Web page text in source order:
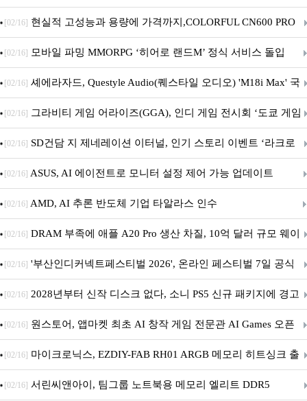
브랜드데이 기획전 진행
[02/16] 현실적 고성능과 용량에 가격까지,COLORFUL CN600 PRO
M.2 NVMe 디앤디컴 1TB
[02/16] 모바일 파밍 MMORPG ‘히어로 랜드M’ 정식 서비스 돌입
[02/16] 셰에라자드, Questyle Audio(퀘스타일 오디오) 'M18i Max' 국
내 정식 출시
[02/16] 그라비티 게임 어라이즈(GGA), 인디 게임 전시회 ‘도쿄 게임
던전 13’ 참가!
[02/16] SD건담 지 제네레이션 이터널, 인기 스토리 이벤트 ‘라크로
아의 용사’ 재개최 및 풍성한 기념 이벤트 실시!
[02/16] ASUS, AI 에이전트로 모니터 설정 제어 가능 업데이트
[02/16] AMD, AI 추론 반도체 기업 타알라스 인수
[02/16] DRAM 부족에 애플 A20 Pro 생산 차질, 10억 달러 규모 웨이
퍼 대기
[02/16] '부산인디커넥트페스티벌 2026', 온라인 페스티벌 7일 공식
개막... 22일간 진행
[02/16] 2028년부터 신작 디스크 없다, 소니 PS5 신규 패키지에 경고
문 추가
[02/16] 원스토어, 앱마켓 최초 AI 창작 게임 전문관 AI Games 오픈
[02/16] 마이크로닉스, EZDIY-FAB RH01 ARGB 메모리 히트싱크 출
시
[02/16] 서린씨앤아이, 팀그룹 노트북용 메모리 엘리트 DDR5